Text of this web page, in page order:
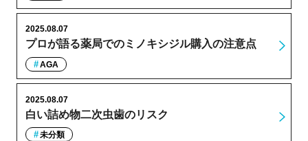
プロが語る薬局でのミノキシジル購入の注意点
2025.08.07
AGA
白い詰め物二次虫歯のリスク
2025.08.07
未分類